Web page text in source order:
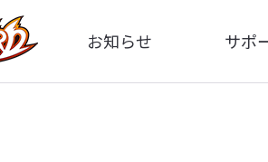
お知らせ
全体
サポ